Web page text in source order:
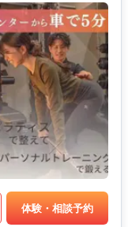
体験・相談予約